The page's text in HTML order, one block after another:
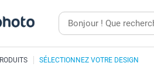
SÉLECTIONNEZ VOTRE DESIGN